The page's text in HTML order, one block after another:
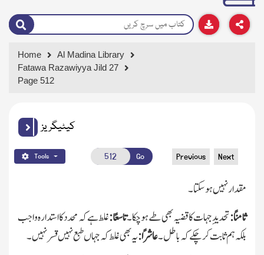
Home
Al Madina Library
Fatawa Razawiyya Jild 27
Page 512
کیٹیگریز
Tools Go Previous Next
مقدار نہیں ہوسکتا۔
ثامنًا:تحدیدِ جہات کا قضیہ بھی طے ہوچکا۔تاسعًا:غلط ہے کہ محدد کا استدارہ واجب
بلکہ ہم ثابت کرچکے کہ باطل۔عاشرًا:یہ بھی غلط کہ جہاں طبع نہیں قسر نہیں۔